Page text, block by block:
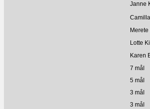
Janne
Lotte
Karen
7 mål
5 mål
3 mål
3 mål